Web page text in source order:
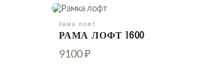
РАМА ЛОФТ
РАМА ЛОФТ 1600
9100 ₽